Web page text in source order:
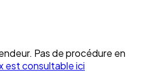
Pas de procédure en
est consultable ici